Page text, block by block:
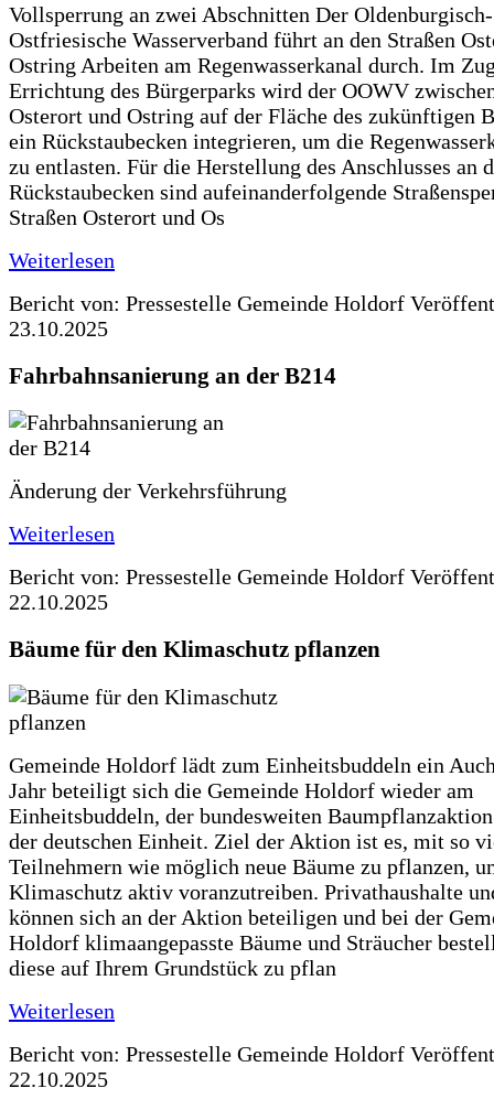
Vollsperrung an zwei Abschnitten Der Oldenburgisch-
Ostfriesische Wasserverband führt an den Straßen
Ostring Arbeiten am Regenwasserkanal durch. Im
Errichtung des Bürgerparks wird der OOWV
Osterort und Ostring auf der Fläche des zukünftigen
ein Rückstaubecken integrieren, um die
zu entlasten. Für die Herstellung des Anschlusses an
Rückstaubecken sind aufeinanderfolgende
Straßen Osterort und Os
Weiterlesen
Bericht von: Pressestelle Gemeinde Holdorf
23.10.2025
Fahrbahnsanierung an der B214
Änderung der Verkehrsführung
Weiterlesen
Bericht von: Pressestelle Gemeinde Holdorf
22.10.2025
Bäume für den Klimaschutz pflanzen
Gemeinde Holdorf lädt zum Einheitsbuddeln ein
Jahr beteiligt sich die Gemeinde Holdorf wieder am
Einheitsbuddeln, der bundesweiten
der deutschen Einheit. Ziel der Aktion ist es, mit so
Teilnehmern wie möglich neue Bäume zu pflanzen,
Klimaschutz aktiv voranzutreiben. Privathaushalte
können sich an der Aktion beteiligen und bei der
Holdorf klimaangepasste Bäume und Sträucher
diese auf Ihrem Grundstück zu pflan
Weiterlesen
Bericht von: Pressestelle Gemeinde Holdorf
22.10.2025